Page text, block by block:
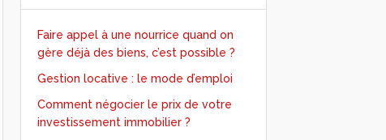
Faire appel à une nourrice quand on
gère déjà des biens, c’est possible ?
Gestion locative : le mode d’emploi
Comment négocier le prix de votre
investissement immobilier ?